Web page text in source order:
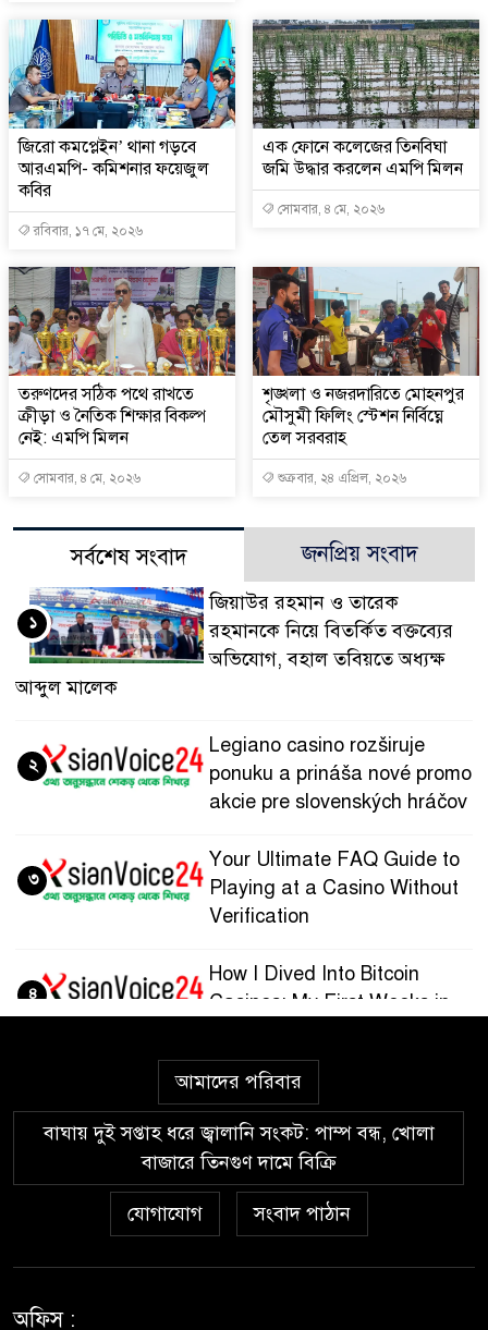
জিরো কমপ্লেইন’ থানা গড়বে
আরএমপি- কমিশনার ফয়েজুল
কবির
রবিবার, ১৭ মে, ২০২৬
এক ফোনে কলেজের তিনবিঘা
জমি উদ্ধার করলেন এমপি মিলন
সোমবার, ৪ মে, ২০২৬
তরুণদের সঠিক পথে রাখতে
ক্রীড়া ও নৈতিক শিক্ষার বিকল্প
নেই: এমপি মিলন
সোমবার, ৪ মে, ২০২৬
শৃঙ্খলা ও নজরদারিতে মোহনপুর
মৌসুমী ফিলিং স্টেশন নির্বিঘ্নে
তেল সরবরাহ
শুক্রবার, ২৪ এপ্রিল, ২০২৬
সর্বশেষ সংবাদ জনপ্রিয় সংবাদ
জিয়াউর রহমান ও তারেক
রহমানকে নিয়ে বিতর্কিত বক্তব্যের
অভিযোগ, বহাল তবিয়তে অধ্যক্ষ
আব্দুল মালেক
১
Legiano casino rozširuje
ponuku a prináša nové promo
akcie pre slovenských hráčov
২
Your Ultimate FAQ Guide to
Playing at a Casino Without
Verification
৩
How I Dived Into Bitcoin
Casinos: My First Weeks in
৪
Guía paso a paso para
registrarte y jugar en
Wazamba Casino
৫
Kako sam otkrio Lolajack
Casino – osobno iskustvo od
আমাদের পরিবার
বাঘায় দুই সপ্তাহ ধরে জ্বালানি সংকট: পাম্প বন্ধ, খোলা
বাজারে তিনগুণ দামে বিক্রি
যোগাযোগ সংবাদ পাঠান
অফিস :